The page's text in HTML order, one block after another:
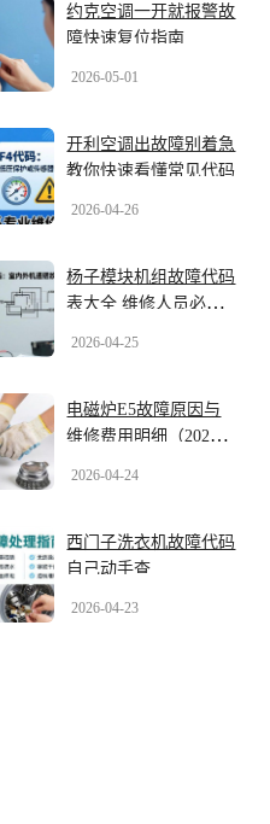
约克空调一开就报警故
障快速复位指南
2026-05-01
开利空调出故障别着急
教你快速看懂常见代码
2026-04-26
杨子模块机组故障代码
表大全 维修人员必备
2026-04-25
电磁炉E5故障原因与
维修费用明细（2026实
2026-04-24
西门子洗衣机故障代码
自己动手查
2026-04-23